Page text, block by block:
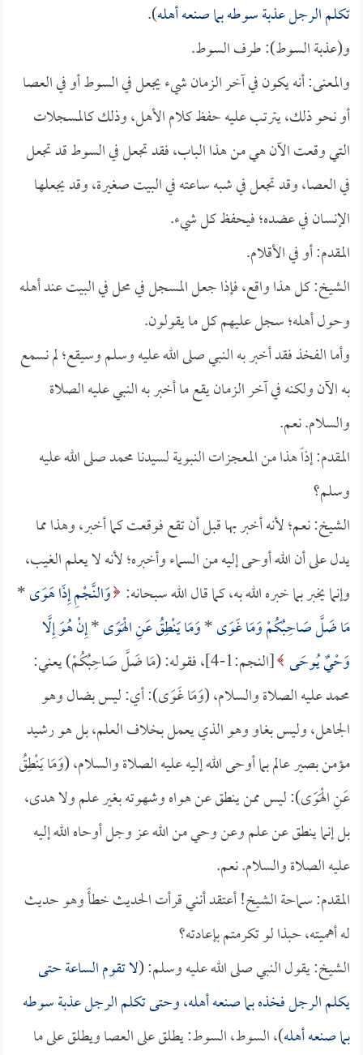
تكلم الرجل عذبة سوطه بما صنعه أهله).
و(عذبة السوط): طرف السوط.
والمعنى: أنه يكون في آخر الزمان شيء يجعل في السوط أو في العصا
أو نحو ذلك، يترتب عليه حفظ كلام الأهل، وذلك كالمسجلات
التي وقعت الآن هي من هذا الباب، فقد تجعل في السوط قد تجعل
في العصا، وقد تجعل في شبه ساعته في البيت صغيرة، وقد يجعلها
الإنسان في عضده؛ فيحفظ كل شيء.
المقدم: أو في الأقلام.
الشيخ: كل هذا واقع، فإذا جعل المسجل في محل في البيت عند أهله
وحول أهله؛ سجل عليهم كل ما يقولون.
وأما الفخذ فقد أخبر به النبي صلى الله عليه وسلم وسيقع؛ لم نسمع
به الآن ولكنه في آخر الزمان يقع ما أخبر به النبي عليه الصلاة
والسلام. نعم.
المقدم: إذاً هذا من المعجزات النبوية لسيدنا محمد صلى الله عليه
وسلم؟
الشيخ: نعم؛ لأنه أخبر بها قبل أن تقع فوقعت كما أخبر، وهذا مما
يدل على أن الله أوحى إليه من السماء وأخبره؛ لأنه لا يعلم الغيب،
وإنما يخبر بما خبره الله به، كما قال الله سبحانه: وَالنَّجْمِ إِذَا هَوَى*
مَا ضَلَّ صَاحِبُكُمْ وَمَا غَوَى*وَمَا يَنْطِقُ عَنِ الْهَوَى*إِنْ هُوَ إِلَّا
وَحْيٌ يُوحَى
[النجم:1-4]، فقوله: (مَا ضَلَّ صَاحِبُكُمْ) يعني:
محمد عليه الصلاة والسلام، (وَمَا غَوَى): أي: ليس بضال وهو
الجاهل، وليس بغاو وهو الذي يعمل بخلاف العلم، بل هو رشيد
مؤمن بصير عالم بما أوحى الله إليه عليه الصلاة والسلام، (وَمَا يَنْطِقُ
عَنِ الْهَوَى): ليس ممن ينطق عن هواه وشهوته بغير علم ولا هدى،
بل إنما ينطق عن علم وعن وحي من الله عز وجل أوحاه الله إليه
عليه الصلاة والسلام. نعم.
المقدم: سماحة الشيخ! أعتقد أنني قرأت الحديث خطأً وهو حديث
له أهميته، حبذا لو تكرمتم بإعادته؟
الشيخ: يقول النبي صلى الله عليه وسلم: (لا تقوم الساعة حتى
يكلم الرجل فخذه بما صنعه أهله، وحتى تكلم الرجل عذبة سوطه
بما صنعه أهله)، السوط، السوط: يطلق على العصا ويطلق على ما